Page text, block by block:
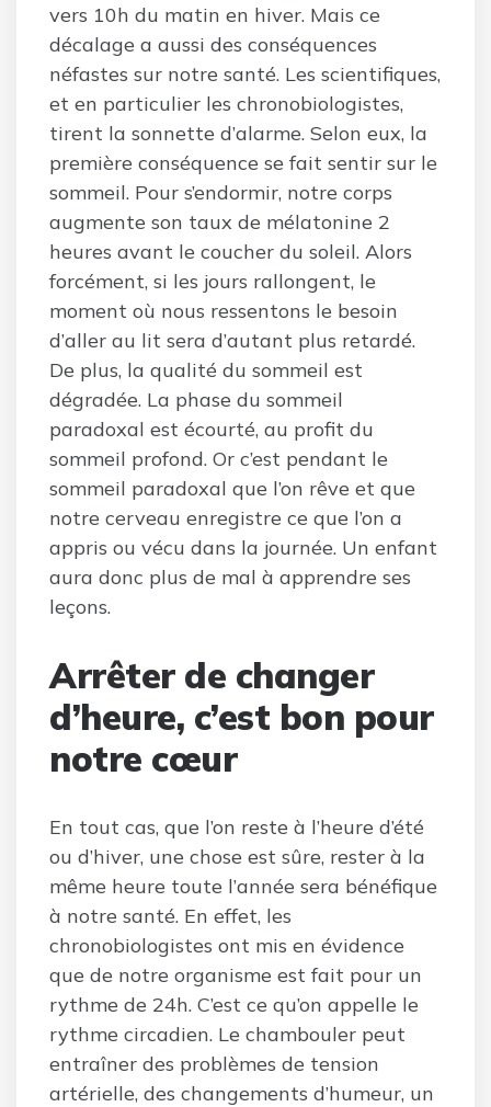
vers 10h du matin en hiver. Mais ce
décalage a aussi des conséquences
néfastes sur notre santé. Les scientifiques,
et en particulier les chronobiologistes,
tirent la sonnette d’alarme. Selon eux, la
première conséquence se fait sentir sur le
sommeil. Pour s’endormir, notre corps
augmente son taux de mélatonine 2
heures avant le coucher du soleil. Alors
forcément, si les jours rallongent, le
moment où nous ressentons le besoin
d’aller au lit sera d’autant plus retardé.
De plus, la qualité du sommeil est
dégradée. La phase du sommeil
paradoxal est écourté, au profit du
sommeil profond. Or c’est pendant le
sommeil paradoxal que l’on rêve et que
notre cerveau enregistre ce que l’on a
appris ou vécu dans la journée. Un enfant
aura donc plus de mal à apprendre ses
leçons.
Arrêter de changer
d’heure, c’est bon pour
notre cœur
En tout cas, que l’on reste à l’heure d’été
ou d’hiver, une chose est sûre, rester à la
même heure toute l’année sera bénéfique
à notre santé. En effet, les
chronobiologistes ont mis en évidence
que de notre organisme est fait pour un
rythme de 24h. C’est ce qu’on appelle le
rythme circadien. Le chambouler peut
entraîner des problèmes de tension
artérielle, des changements d’humeur, un